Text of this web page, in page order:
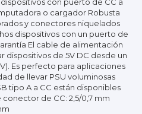
o cargador Robusta
y conectores niquelados
dispositivos con un puerto de
El cable de alimentación
dispositivos de 5V DC desde un
Es perfecto para aplicaciones
de llevar PSU voluminosas
tipo A a CC están disponibles
de CC: 2,5/0,7 mm